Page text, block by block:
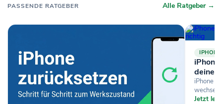
PASSENDE RATGEBER Alle Ratgeber →
IPHONE
deine
iPhone
Jetzt